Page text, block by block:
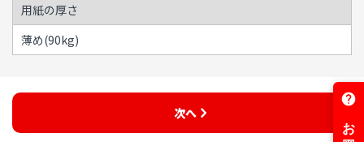
用紙の厚さ
薄め(90kg)
次へ